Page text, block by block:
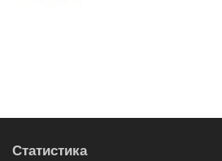
Статистика